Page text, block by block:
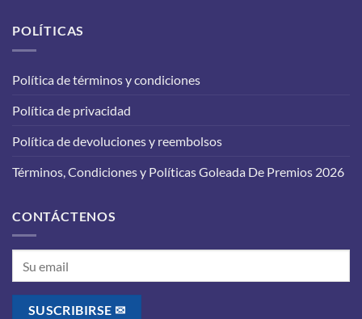
lo
POLÍTICAS
Política de términos y condiciones
Política de privacidad
Política de devoluciones y reembolsos
Términos, Condiciones y Políticas Goleada De Premios 2026
CONTÁCTENOS